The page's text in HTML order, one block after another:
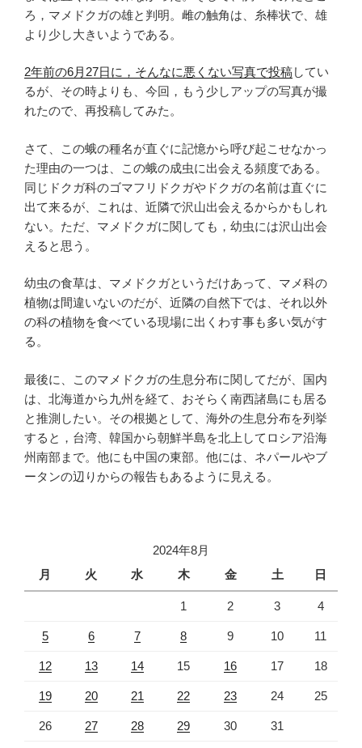
ろ，マメドクガの雄と判明。雌の触角は、糸棒状で、雄
より少し大きいようである。
2年前の6月27日に，そんなに悪くない写真で投稿してい
るが、その時よりも、今回，もう少しアップの写真が撮
れたので、再投稿してみた。
さて、この蛾の種名が直ぐに記憶から呼び起こせなかっ
た理由の一つは、この蛾の成虫に出会える頻度である。
同じドクガ科のゴマフリドクガやドクガの名前は直ぐに
出て来るが、これは、近隣で沢山出会えるからかもしれ
ない。ただ、マメドクガに関しても，幼虫には沢山出会
えると思う。
幼虫の食草は、マメドクガというだけあって、マメ科の
植物は間違いないのだが、近隣の自然下では、それ以外
の科の植物を食べている現場に出くわす事も多い気がす
る。
最後に、このマメドクガの生息分布に関してだが、国内
は、北海道から九州を経て、おそらく南西諸島にも居る
と推測したい。その根拠として、海外の生息分布を列挙
すると，台湾、韓国から朝鮮半島を北上してロシア沿海
州南部まで。他にも中国の東部。他には、ネパールやブ
ータンの辺りからの報告もあるように見える。
2024年8月
月
火 水 木 金 土 日
1 2 3 4
5 6 7 8 9 10 11
12 13 14 15 16 17 18
19 20 21 22 23 24 25
26 27 28 29 30 31